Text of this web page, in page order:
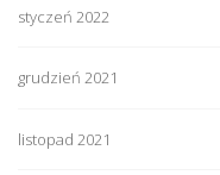
styczeń 2022
grudzień 2021
listopad 2021